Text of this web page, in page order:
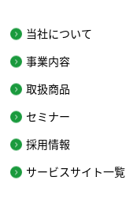
当社について
事業内容
取扱商品
セミナー
採用情報
サービスサイト一覧